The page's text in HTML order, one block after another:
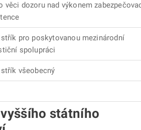
věci dozoru nad výkonem
pro poskytovanou mezinárodní
spolupráci
všeobecný
státního